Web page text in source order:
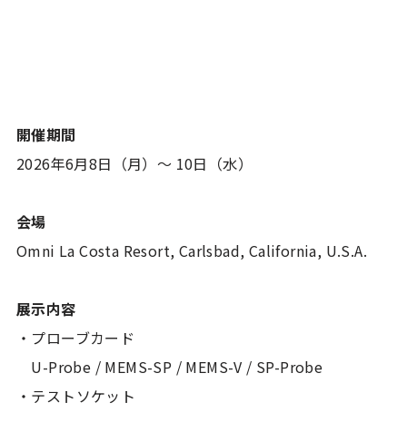
開催期間
2026年6月8日（月）～ 10日（水）
会場
Omni La Costa Resort, Carlsbad, California, U.S.A.
展示内容
・プローブカード
U-Probe / MEMS-SP / MEMS-V / SP-Probe
・テストソケット